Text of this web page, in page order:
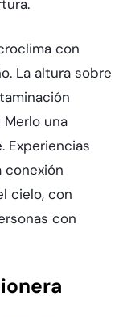
con
La altura sobre
una
Experiencias
conexión
cielo, con
con